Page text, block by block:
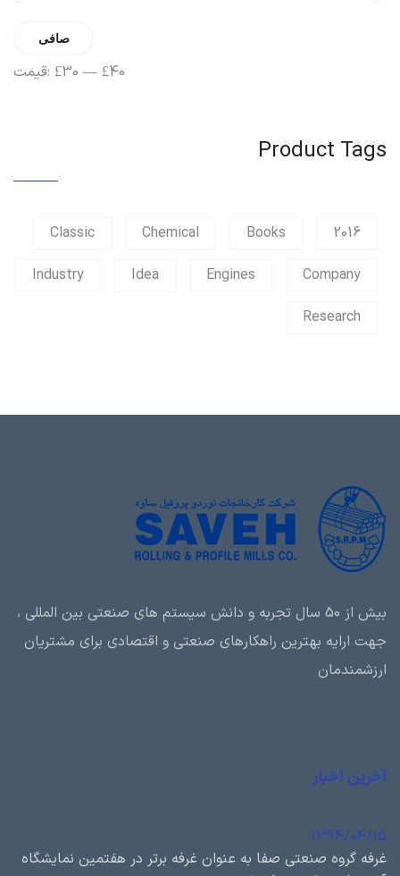
حداقل
قیمت
حداکثر
قیمت
صافی
قیمت: £30 — £40
Product Tags
2016
Books
Chemical
Classic
Company
Engines
Idea
Industry
Research
بیش از 50 سال تجربه و دانش سیستم های صنعتی بین المللی ،
جهت ارایه بهترین راهکارهای صنعتی و اقتصادی برای مشتریان
ارزشمندمان
آخرین اخبار
1394/04/15
غرفه گروه صنعتی صفا به عنوان غرفه برتر در هفتمین نمایشگاه